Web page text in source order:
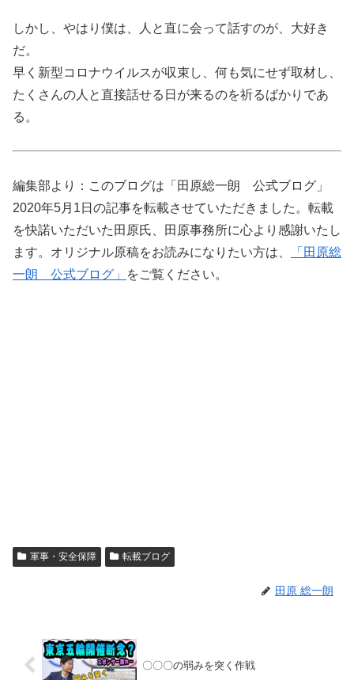
しかし、やはり僕は、人と直に会って話すのが、大好き
だ。
早く新型コロナウイルスが収束し、何も気にせず取材し、
たくさんの人と直接話せる日が来るのを祈るばかりであ
る。
編集部より：このブログは「田原総一朗 公式ブログ」
2020年5月1日の記事を転載させていただきました。転載
を快諾いただいた田原氏、田原事務所に心より感謝いたし
ます。オリジナル原稿をお読みになりたい方は、
「田原総
一朗 公式ブログ」
をご覧ください。
軍事・安全保障 転載ブログ
田原 総一朗
〇〇〇の弱みを突く作戦